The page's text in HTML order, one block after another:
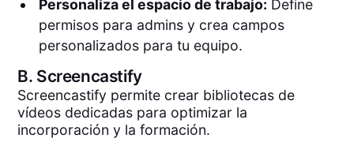
Personaliza el espacio de trabajo: Define
permisos para admins y crea campos
personalizados para tu equipo.
B. Screencastify
Screencastify permite crear bibliotecas de
vídeos dedicadas para optimizar la
incorporación y la formación.